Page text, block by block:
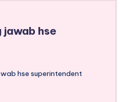
hse
hse superintendent